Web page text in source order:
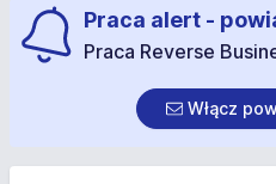
Praca alert -
Praca Reverse
Włącz